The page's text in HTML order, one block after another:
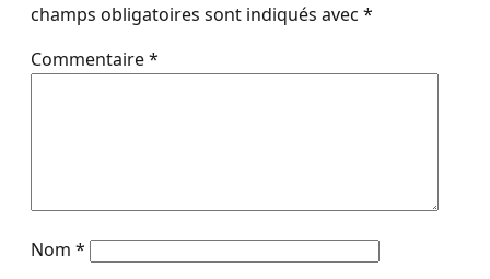
champs obligatoires sont indiqués avec *
Commentaire*
Nom *